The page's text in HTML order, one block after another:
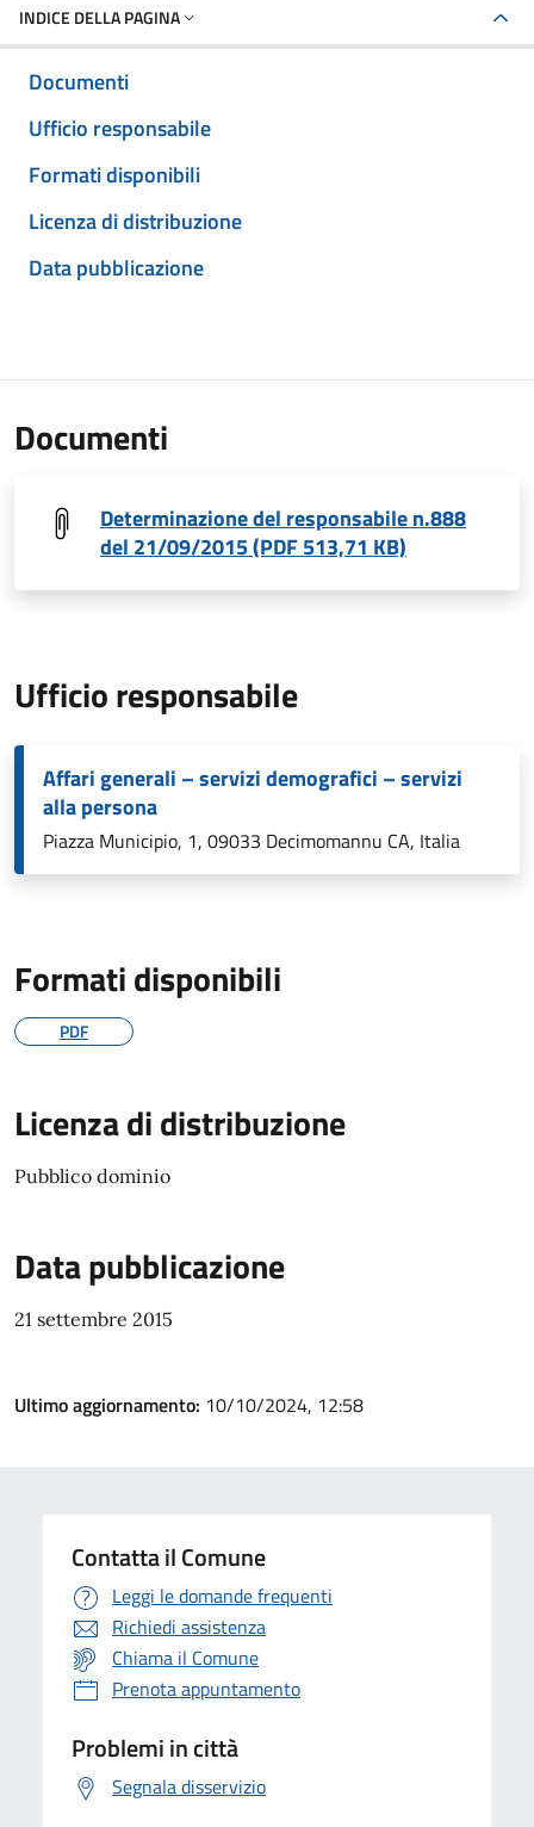
INDICE DELLA PAGINA
Documenti
Ufficio responsabile
Formati disponibili
Licenza di distribuzione
Data pubblicazione
Documenti
Determinazione del responsabile n.888
del 21/09/2015 (PDF 513,71 KB)
Ufficio responsabile
Affari generali – servizi demografici – servizi
alla persona
Piazza Municipio, 1, 09033 Decimomannu CA, Italia
Formati disponibili
PDF
Licenza di distribuzione
Pubblico dominio
Data pubblicazione
21 settembre 2015
Ultimo aggiornamento: 10/10/2024, 12:58
Contatta il Comune
Leggi le domande frequenti
Richiedi assistenza
Chiama il Comune
Prenota appuntamento
Problemi in città
Segnala disservizio